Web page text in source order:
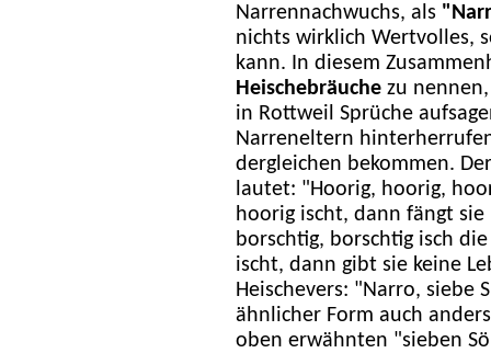
Narrennachwuchs, als
nichts wirklich Wertvolles,
kann. In diesem
Heischebräuche zu
in Rottweil Sprüche
Narreneltern
dergleichen bekommen.
lautet: "Hoorig, hoorig,
hoorig ischt, dann fängt
borschtig, borschtig isch
ischt, dann gibt sie keine
Heischevers: "Narro, siebe
ähnlicher Form auch
oben erwähnten "sieben